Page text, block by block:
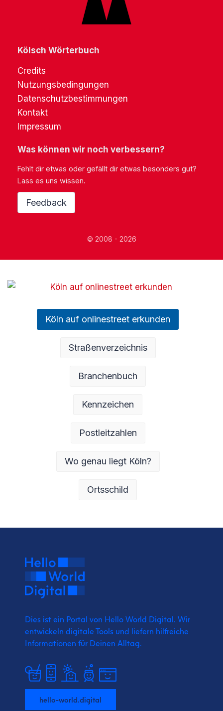
Kölsch Wörterbuch
Credits
Nutzungsbedingungen
Datenschutzbestimmungen
Kontakt
Impressum
Was können wir noch verbessern?
Fehlt dir etwas oder gefällt dir etwas besonders gut?
Lass es uns wissen.
Feedback
© 2008 - 2026
Köln auf onlinestreet erkunden
Straßenverzeichnis
Branchenbuch
Kennzeichen
Postleitzahlen
Wo genau liegt Köln?
Ortsschild
Dies ist ein Portal von Hello World Digital. Wir
entwickeln digitale Tools und liefern hilfreiche
Informationen für Deinen Alltag.
hello-world.digital